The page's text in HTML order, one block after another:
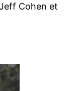
Cohen et